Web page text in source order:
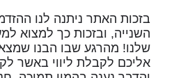
בזכות האתר ניתנה לנו
השנייה, ובזכות כך למצוא
שלנו! מהרגע שבו הבנו
אליכם לקבלת ליווי באשר